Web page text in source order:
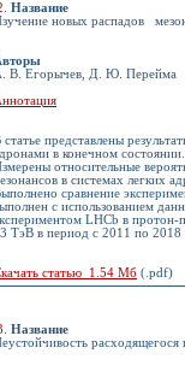
Название
новых распадов
В. Егорычев, Д. Ю. Перейма
статье представлены
в конечном состоянии.
относительные
в системах легких
сравнение
с использованием
LHCb в протон-
ТэВ в период с 2011 по 2018
статью 1.54 Мб (.pdf)
Название